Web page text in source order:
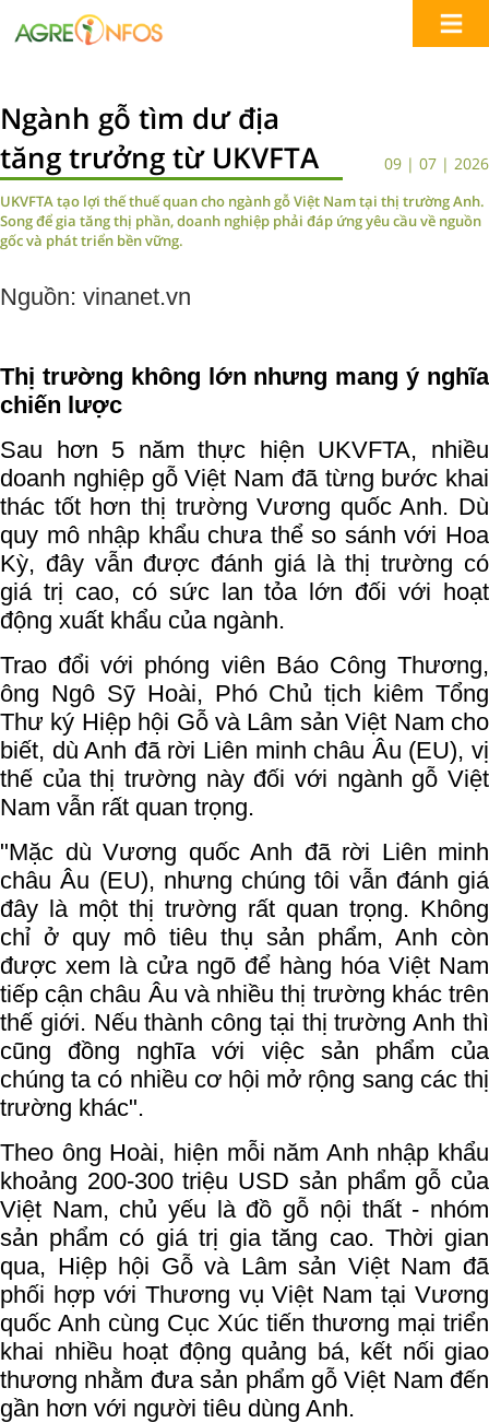
Ngành gỗ tìm dư địa
tăng trưởng từ UKVFTA
09 | 07 | 2026
UKVFTA tạo lợi thế thuế quan cho ngành gỗ Việt Nam tại thị trường Anh.
Song để gia tăng thị phần, doanh nghiệp phải đáp ứng yêu cầu về nguồn
gốc và phát triển bền vững.
Nguồn: vinanet.vn
Thị trường không lớn nhưng mang ý nghĩa
chiến lược
Sau hơn 5 năm thực hiện UKVFTA, nhiều
doanh nghiệp gỗ Việt Nam đã từng bước khai
thác tốt hơn thị trường Vương quốc Anh. Dù
quy mô nhập khẩu chưa thể so sánh với Hoa
Kỳ, đây vẫn được đánh giá là thị trường có
giá trị cao, có sức lan tỏa lớn đối với hoạt
động xuất khẩu của ngành.
Trao đổi với phóng viên Báo Công Thương,
ông Ngô Sỹ Hoài, Phó Chủ tịch kiêm Tổng
Thư ký Hiệp hội Gỗ và Lâm sản Việt Nam cho
biết, dù Anh đã rời Liên minh châu Âu (EU), vị
thế của thị trường này đối với ngành gỗ Việt
Nam vẫn rất quan trọng.
"Mặc dù Vương quốc Anh đã rời Liên minh
châu Âu (EU), nhưng chúng tôi vẫn đánh giá
đây là một thị trường rất quan trọng. Không
chỉ ở quy mô tiêu thụ sản phẩm, Anh còn
được xem là cửa ngõ để hàng hóa Việt Nam
tiếp cận châu Âu và nhiều thị trường khác trên
thế giới. Nếu thành công tại thị trường Anh thì
cũng đồng nghĩa với việc sản phẩm của
chúng ta có nhiều cơ hội mở rộng sang các thị
trường khác".
Theo ông Hoài, hiện mỗi năm Anh nhập khẩu
khoảng 200-300 triệu USD sản phẩm gỗ của
Việt Nam, chủ yếu là đồ gỗ nội thất - nhóm
sản phẩm có giá trị gia tăng cao. Thời gian
qua, Hiệp hội Gỗ và Lâm sản Việt Nam đã
phối hợp với Thương vụ Việt Nam tại Vương
quốc Anh cùng Cục Xúc tiến thương mại triển
khai nhiều hoạt động quảng bá, kết nối giao
thương nhằm đưa sản phẩm gỗ Việt Nam đến
gần hơn với người tiêu dùng Anh.